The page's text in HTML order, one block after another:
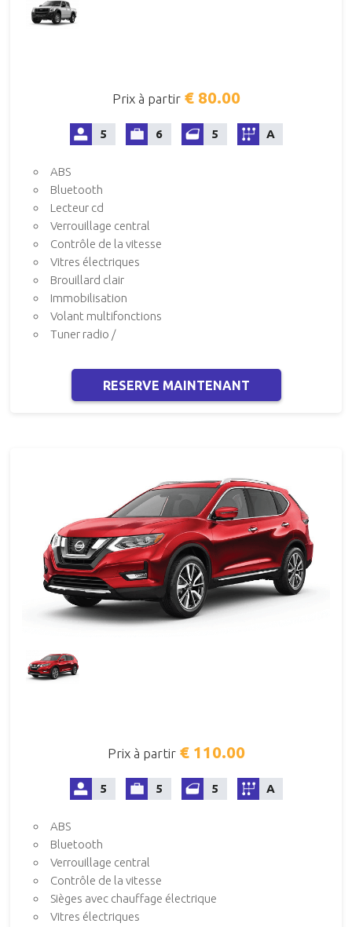
Prix à partir€ 80.00
5 6 5 A
ABS
Bluetooth
Lecteur cd
Verrouillage central
Contrôle de la vitesse
Vitres électriques
Brouillard clair
Immobilisation
Volant multifonctions
Tuner radio /
RESERVE MAINTENANT
Prix à partir€ 110.00
5 5 5 A
ABS
Bluetooth
Verrouillage central
Contrôle de la vitesse
Sièges avec chauffage électrique
Vitres électriques